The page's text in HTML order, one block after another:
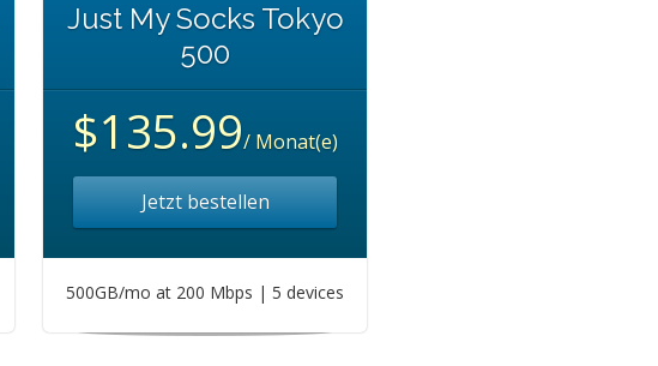
Just My Socks Tokyo
500
$135.99/ Monat(e)
Jetzt bestellen
500GB/mo at 200 Mbps | 5 devices